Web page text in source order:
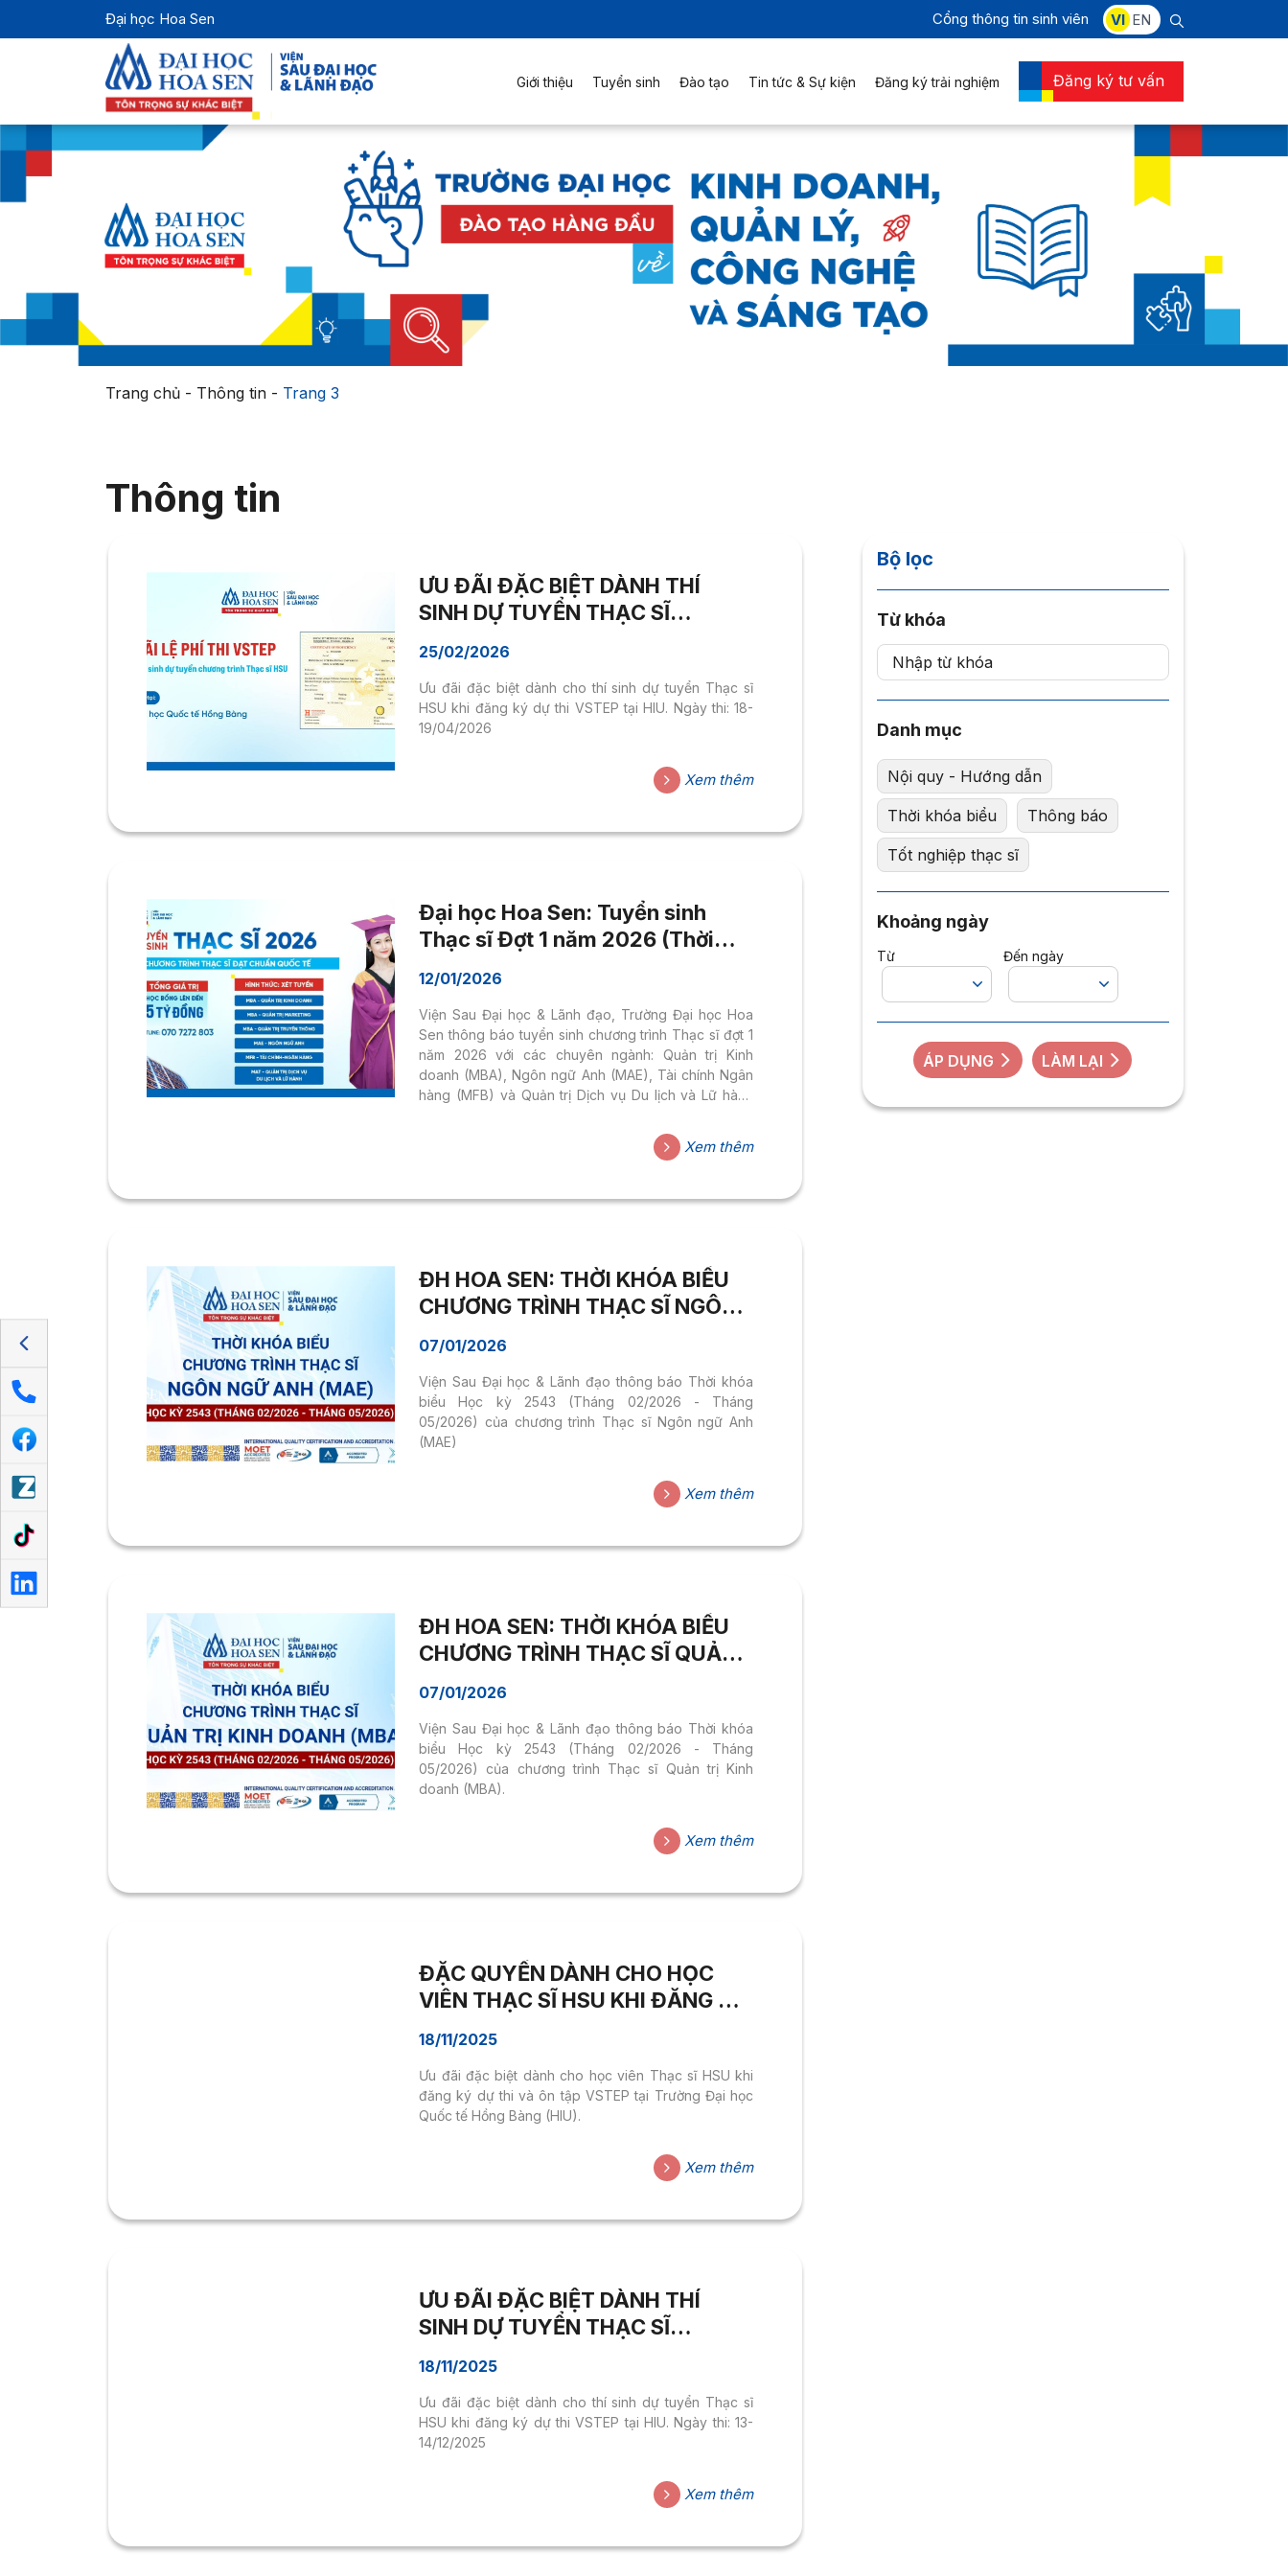
Đại học Hoa Sen Cổng thông tin sinh viên VI EN
Giới thiệu Tuyển sinh Đào tạo Tin tức & Sự kiện Đăng ký trải nghiệm Đăng ký tư vấn
Trang chủ- Thông tin- Trang 3
Thông tin
ƯU ĐÃI ĐẶC BIỆT DÀNH THÍ
SINH DỰ TUYỂN THẠC SĨ
KÝ THI VSTEP TẠI TRƯỜNG ĐH
QUỐC TẾ HỒNG BÀNG – KỲ THI
NGÀY 18-19/04/2026
25/02/2026
Ưu đãi đặc biệt dành cho thí sinh dự tuyển Thạc sĩ
HSU khi đăng ký dự thi VSTEP tại HIU. Ngày thi: 18-
19/04/2026
Xem thêm
Đại học Hoa Sen: Tuyển sinh
Thạc sĩ Đợt 1 năm 2026 (Thời
12/01/2026
Viện Sau Đại học & Lãnh đạo, Trường Đại học Hoa
Sen thông báo tuyển sinh chương trình Thạc sĩ đợt 1
năm 2026 với các chuyên ngành: Quản trị Kinh
doanh (MBA), Ngôn ngữ Anh (MAE), Tài chính Ngân
hàng (MFB) và Quản trị Dịch vụ Du lịch và Lữ hành
đăng ký từ đến hết ngày 06/04/2026.
Xem thêm
ĐH HOA SEN: THỜI KHÓA BIỂU
CHƯƠNG TRÌNH THẠC SĨ NGÔN
07/01/2026
Viện Sau Đại học & Lãnh đạo thông báo Thời khóa
biểu Học kỳ 2543 (Tháng 02/2026 - Tháng
05/2026) của chương trình Thạc sĩ Ngôn ngữ Anh
(MAE)
Xem thêm
ĐH HOA SEN: THỜI KHÓA BIỂU
CHƯƠNG TRÌNH THẠC SĨ QUẢN
KỲ 2543
07/01/2026
Viện Sau Đại học & Lãnh đạo thông báo Thời khóa
biểu Học kỳ 2543 (Tháng 02/2026 - Tháng
05/2026) của chương trình Thạc sĩ Quản trị Kinh
doanh (MBA).
Xem thêm
ĐẶC QUYỀN DÀNH CHO HỌC
VIÊN THẠC SĨ HSU KHI ĐĂNG KÝ
TRƯỜNG ĐẠI HỌC QUỐC TẾ
HỒNG BÀNG
18/11/2025
Ưu đãi đặc biệt dành cho học viên Thạc sĩ HSU khi
đăng ký dự thi và ôn tập VSTEP tại Trường Đại học
Quốc tế Hồng Bàng (HIU).
Xem thêm
ƯU ĐÃI ĐẶC BIỆT DÀNH THÍ
SINH DỰ TUYỂN THẠC SĨ
KÝ THI VSTEP TẠI TRƯỜNG ĐH
QUỐC TẾ HỒNG BÀNG – KỲ THI
NGÀY 13-14/12/2025
18/11/2025
Ưu đãi đặc biệt dành cho thí sinh dự tuyển Thạc sĩ
HSU khi đăng ký dự thi VSTEP tại HIU. Ngày thi: 13-
14/12/2025
Xem thêm
Bộ lọc
Từ khóa
Danh mục
Nội quy - Hướng dẫn
Thời khóa biểu Thông báo
Tốt nghiệp thạc sĩ
Khoảng ngày
Từ Đến ngày
ÁP DỤNG LÀM LẠI